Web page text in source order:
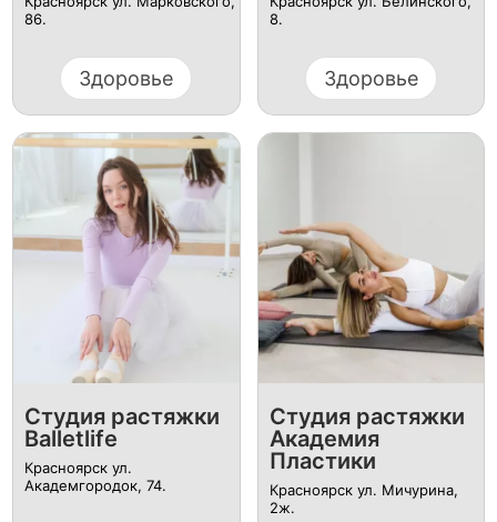
86.
Здоровье
8.
Здоровье
Студия растяжки
Balletlife
Красноярск ул.
Академгородок, 74.
Студия растяжки
Академия
Пластики
Красноярск ул. Мичурина,
2ж.